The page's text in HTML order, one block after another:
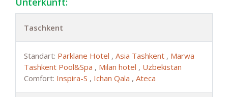
Taschkent
Standart: Parklane Hotel , Asia Tashkent , Marwa
Tashkent Pool&Spa , Milan hotel , Uzbekistan
Comfort: Inspira-S , Ichan Qala , Ateca